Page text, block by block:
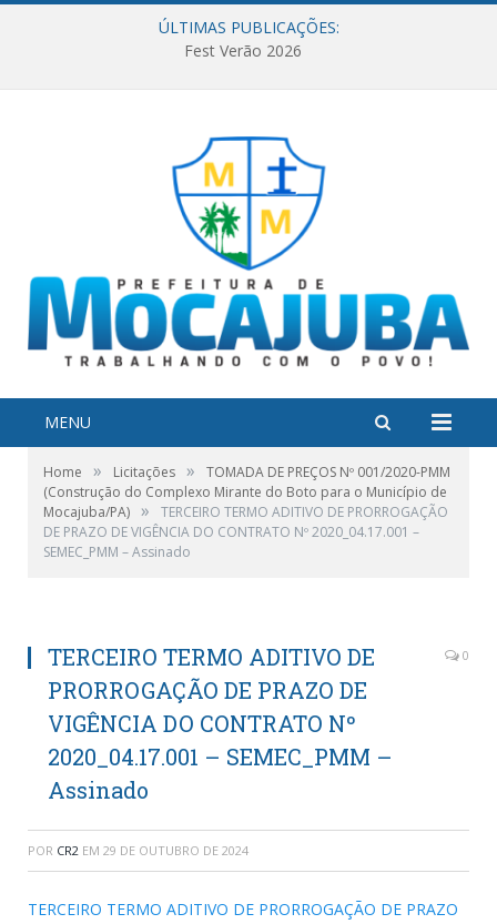
ÚLTIMAS PUBLICAÇÕES:
Fest Verão 2026
MENU
Home » Licitações »
TOMADA DE PREÇOS Nº 001/2020-PMM
(Construção do Complexo Mirante do Boto para o Município de
Mocajuba/PA) »
TERCEIRO TERMO ADITIVO DE PRORROGAÇÃO
DE PRAZO DE VIGÊNCIA DO CONTRATO Nº 2020_04.17.001 –
SEMEC_PMM – Assinado
TERCEIRO TERMO ADITIVO DE
PRORROGAÇÃO DE PRAZO DE
VIGÊNCIA DO CONTRATO Nº
2020_04.17.001 – SEMEC_PMM –
Assinado
0
POR CR2 EM 29 DE OUTUBRO DE 2024
TERCEIRO TERMO ADITIVO DE PRORROGAÇÃO DE PRAZO